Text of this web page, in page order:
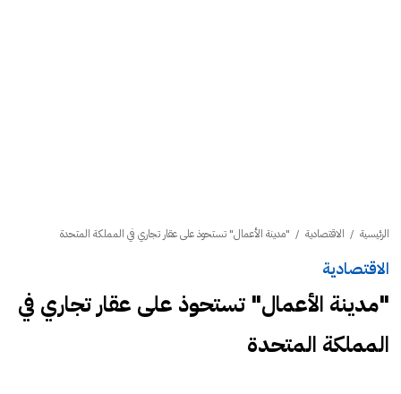
الرئيسية / الاقتصادية / "مدينة الأعمال" تستحوذ على عقار تجاري في المملكة المتحدة
الاقتصادية
"مدينة الأعمال" تستحوذ على عقار تجاري في
المملكة المتحدة